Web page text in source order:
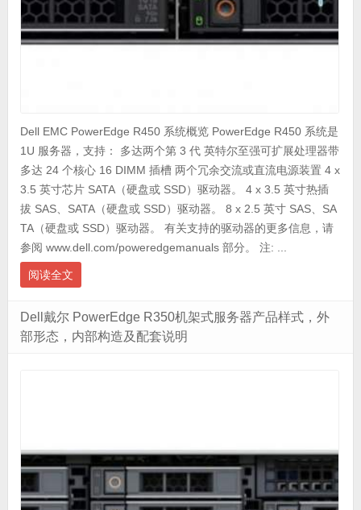
Dell EMC PowerEdge R450 系统概览 PowerEdge R450 系统是
1U 服务器，支持： 多达两个第 3 代 英特尔至强可扩展处理器带
多达 24 个核心 16 DIMM 插槽 两个冗余交流或直流电源装置 4 x
3.5 英寸芯片 SATA（硬盘或 SSD）驱动器。 4 x 3.5 英寸热插
拔 SAS、SATA（硬盘或 SSD）驱动器。 8 x 2.5 英寸 SAS、SA
TA（硬盘或 SSD）驱动器。 有关支持的驱动器的更多信息，请
参阅 www.dell.com/poweredgemanuals 部分。 注: ...
阅读全文
Dell戴尔 PowerEdge R350机架式服务器产品样式，外
部形态，内部构造及配套说明